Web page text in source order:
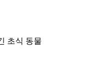
초식 동물